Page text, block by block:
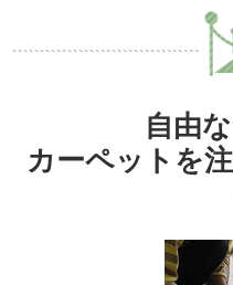
自由
カーペットを